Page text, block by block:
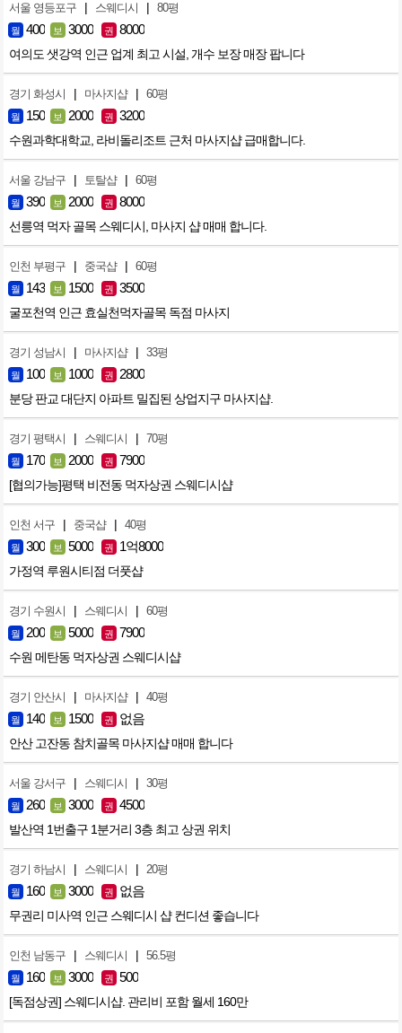
서울 영등포구 | 스웨디시 | 80평
월 400 보 3000 권 8000
여의도 샛강역 인근 업계 최고 시설, 개수 보장 매장 팝니다
경기 화성시 | 마사지샵 | 60평
월 150 보 2000 권 3200
수원과학대학교, 라비돌리조트 근처 마사지샵 급매합니다.
서울 강남구 | 토탈샵 | 60평
월 390 보 2000 권 8000
선릉역 먹자 골목 스웨디시, 마사지 샵 매매 합니다.
인천 부평구 | 중국샵 | 60평
월 143 보 1500 권 3500
굴포천역 인근 효실천먹자골목 독점 마사지
경기 성남시 | 마사지샵 | 33평
월 100 보 1000 권 2800
분당 판교 대단지 아파트 밀집된 상업지구 마사지샵.
경기 평택시 | 스웨디시 | 70평
월 170 보 2000 권 7900
[협의가능]평택 비전동 먹자상권 스웨디시샵
인천 서구 | 중국샵 | 40평
월 300 보 5000 권 1억8000
가정역 루원시티점 더풋샵
경기 수원시 | 스웨디시 | 60평
월 200 보 5000 권 7900
수원 메탄동 먹자상권 스웨디시샵
경기 안산시 | 마사지샵 | 40평
월 140 보 1500 권 없음
안산 고잔동 참치골목 마사지샵 매매 합니다
서울 강서구 | 스웨디시 | 30평
월 260 보 3000 권 4500
발산역 1번출구 1분거리 3층 최고 상권 위치
경기 하남시 | 스웨디시 | 20평
월 160 보 3000 권 없음
무권리 미사역 인근 스웨디시 샵 컨디션 좋습니다
인천 남동구 | 스웨디시 | 56.5평
월 160 보 3000 권 500
[독점상권] 스웨디시샵. 관리비 포함 월세 160만